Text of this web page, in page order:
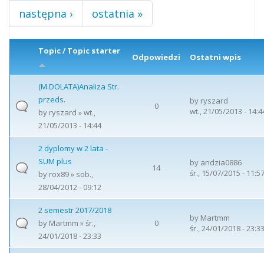
następna › ostatnia »
Topic / Topic starter
Odpowiedzi Ostatni wpis
(M.DOLATA)Analiza Str.
przeds.
by ryszard » wt.,
21/05/2013 - 14:44
0 by ryszard
wt., 21/05/2013 -
2 dyplomy w 2 lata -
SUM plus
by rox89» sob.,
28/04/2012 - 09:12
14 by andzia0886
śr., 15/07/2015 - 11:57
2 semestr 2017/2018
by Martmm » śr.,
24/01/2018 - 23:33
0 by Martmm
śr., 24/01/2018 - 23:33